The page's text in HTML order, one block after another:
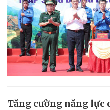
Tăng cường năng lực